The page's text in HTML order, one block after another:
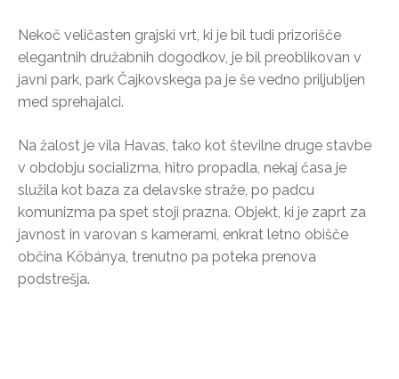
Nekoč veličasten grajski vrt, ki je bil tudi prizorišče
elegantnih družabnih dogodkov, je bil preoblikovan v
javni park, park Čajkovskega pa je še vedno priljubljen
med sprehajalci.
Na žalost je vila Havas, tako kot številne druge stavbe
v obdobju socializma, hitro propadla, nekaj časa je
služila kot baza za delavske straže, po padcu
komunizma pa spet stoji prazna. Objekt, ki je zaprt za
javnost in varovan s kamerami, enkrat letno obišče
občina Kőbánya, trenutno pa poteka prenova
podstrešja.